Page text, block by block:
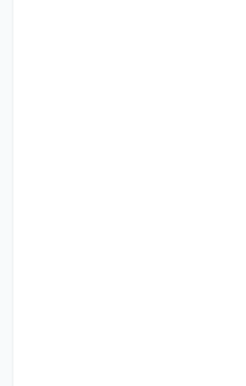
آب کانگرو ویتنام بسته 3 عددی
آسیب دیده باشد
کل فاکتور در محل
به تماس‌ها و پیام‌ها